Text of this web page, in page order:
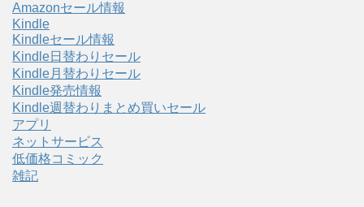
Amazonセール情報
Kindle
Kindleセール情報
Kindle日替わりセール
Kindle月替わりセール
Kindle発売情報
Kindle週替わりまとめ買いセール
アプリ
ネットサービス
低価格コミック
雑記